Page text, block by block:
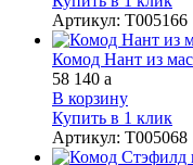
Артикул: Т005166
Комод Нант из
58 140 a
В корзину
Купить в 1 клик
Артикул: Т005068